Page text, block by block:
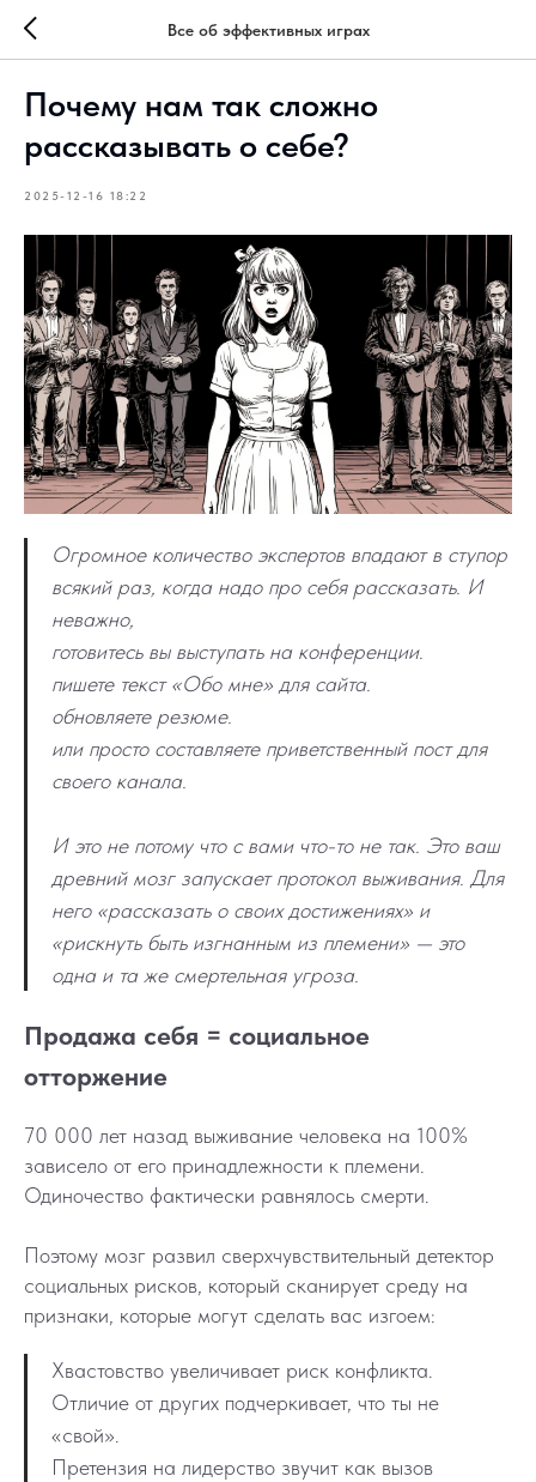
Все об эффективных играх
Почему нам так сложно
рассказывать о себе?
2025-12-16 18:22
Огромное количество экспертов впадают в ступор
всякий раз, когда надо про себя рассказать. И
неважно,
готовитесь вы выступать на конференции.
пишете текст «Обо мне» для сайта.
обновляете резюме.
или просто составляете приветственный пост для
своего канала.
И это не потому что с вами что-то не так. Это ваш
древний мозг запускает протокол выживания. Для
него «рассказать о своих достижениях» и
«рискнуть быть изгнанным из племени» — это
одна и та же смертельная угроза.
Продажа себя = социальное
отторжение
70 000 лет назад выживание человека на 100%
зависело от его принадлежности к племени.
Одиночество фактически равнялось смерти.
Поэтому мозг развил сверхчувствительный детектор
социальных рисков, который сканирует среду на
признаки, которые могут сделать вас изгоем:
Хвастовство увеличивает риск конфликта.
Отличие от других подчеркивает, что ты не
«свой».
Претензия на лидерство звучит как вызов